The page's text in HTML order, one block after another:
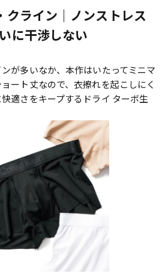
クライン｜ノンストレス
に干渉しない
が多いなか、本作はいたってミニマ
ート丈なので、衣擦れを起こしにく
適さをキープするドライ ターボ生